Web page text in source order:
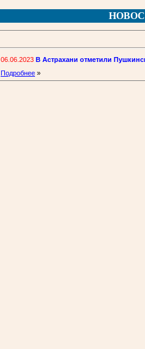
06.06.2023 В Астрахани отметили
Подробнее »